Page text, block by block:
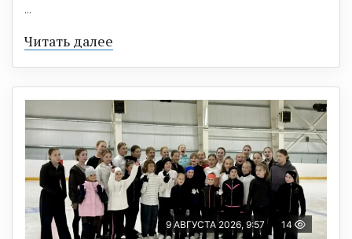
...
Читать далее
9 АВГУСТА 2026, 9:57 14